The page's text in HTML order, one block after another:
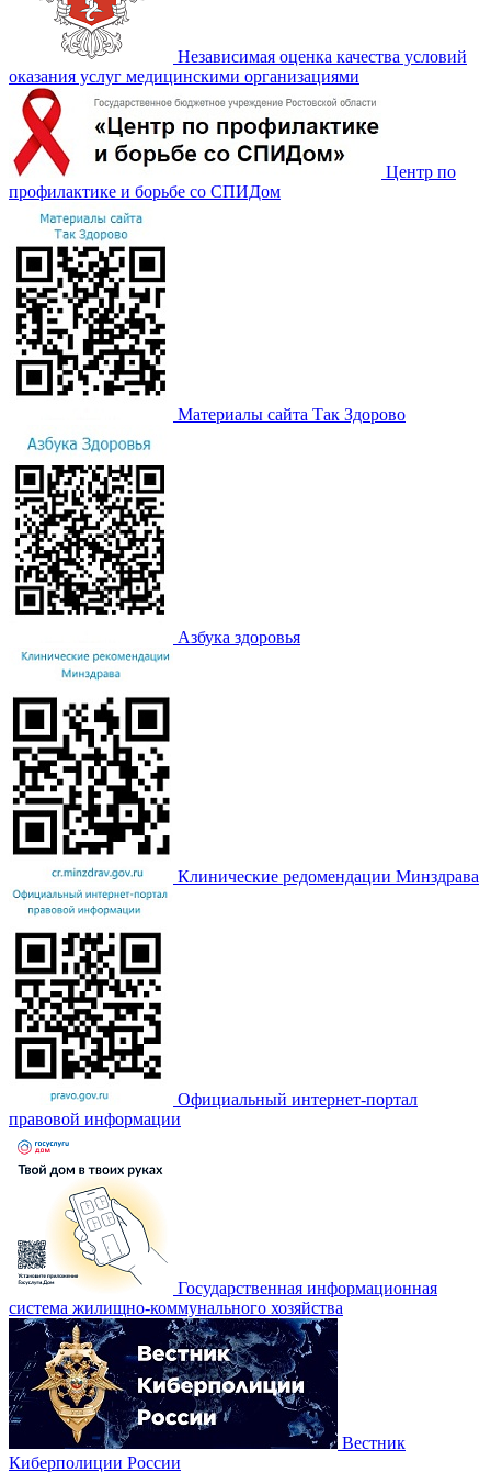
Независимая оценка качества условий
оказания услуг медицинскими организациями
Центр по
профилактике и борьбе со СПИДом
Материалы сайта Так Здорово
Азбука здоровья
Клинические редомендации Минздрава
Официальный интернет-портал
правовой информации
Государственная информационная
система жилищно-коммунального хозяйства
Вестник
Киберполиции России